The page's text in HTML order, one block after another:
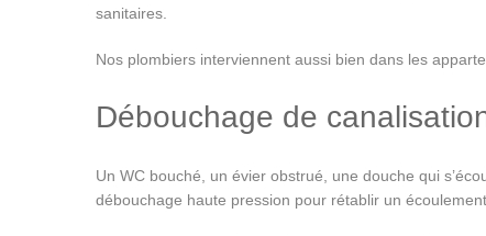
sanitaires.
Nos plombiers interviennent aussi bien dans les
Débouchage de
Un WC bouché, un évier obstrué, une douche qui
débouchage haute pression pour rétablir un